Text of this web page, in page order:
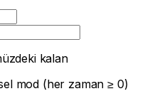
kalan
mod (her zaman ≥ 0)